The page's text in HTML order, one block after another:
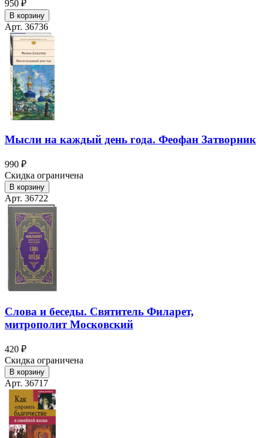
950 ₽
В корзину
Арт. 36736
Мысли на каждый день года. Феофан Затворник
990 ₽
Скидка ограничена
В корзину
Арт. 36722
Слова и беседы. Святитель Филарет,
митрополит Московский
420 ₽
Скидка ограничена
В корзину
Арт. 36717